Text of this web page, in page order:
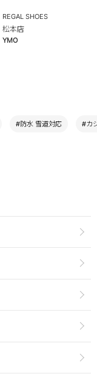
REGAL SHOES
松本店
YMO
#防水 雪道対応 #カ